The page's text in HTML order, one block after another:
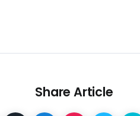
Share Article